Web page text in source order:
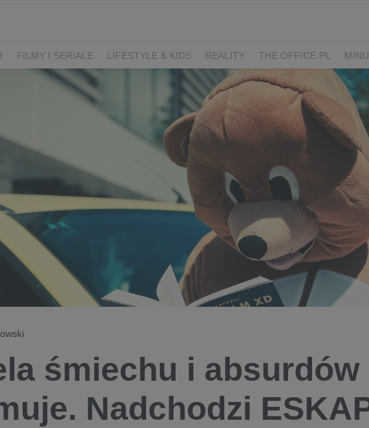
FILMY I SERIALE LIFESTYLE & KIDS REALITY THE OFFICE PL
ŚLUB? BELFER KLANGOR WILK
POWRÓT
śmiechu i absurdów
Nadchodzi